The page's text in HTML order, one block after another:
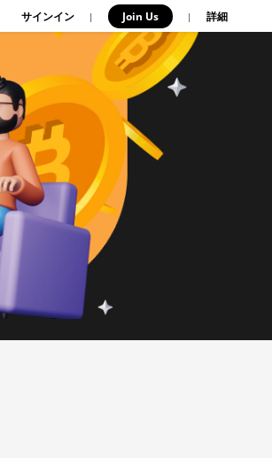
サインイン | Join Us | 詳細